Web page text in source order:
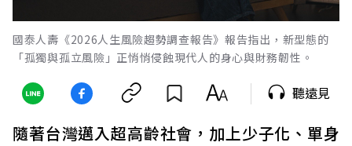
國泰人壽《2026人生風險趨勢調查報告》報告指出，新型態的
「孤獨與孤立風險」正悄悄侵蝕現代人的身心與財務韌性。
聽遠見
隨著台灣邁入超高齡社會，加上少子化、單身